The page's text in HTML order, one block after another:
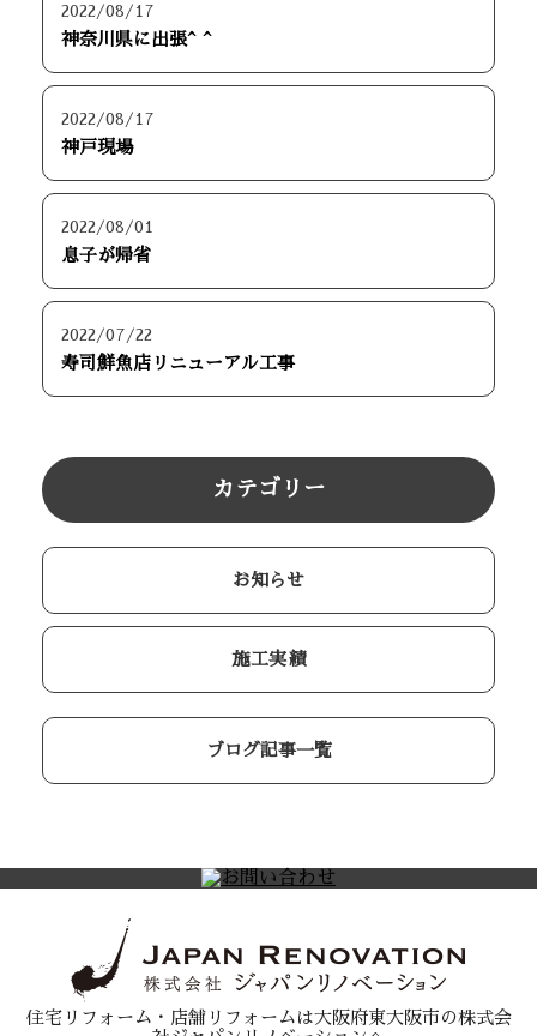
2022/08/17
神奈川県に出張^ ^
2022/08/17
神戸現場
2022/08/01
息子が帰省
2022/07/22
寿司鮮魚店リニューアル工事
カテゴリー
お知らせ
施工実績
ブログ記事一覧
住宅リフォーム・店舗リフォームは大阪府東大阪市の株式会